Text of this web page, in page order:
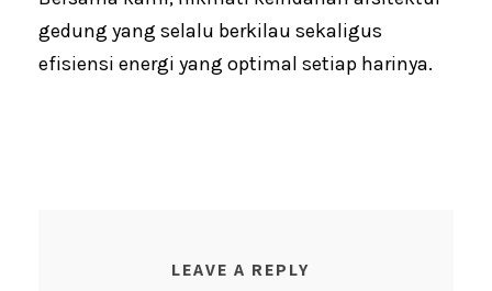
gedung yang selalu berkilau sekaligus
efisiensi energi yang optimal setiap harinya.
LEAVE A REPLY